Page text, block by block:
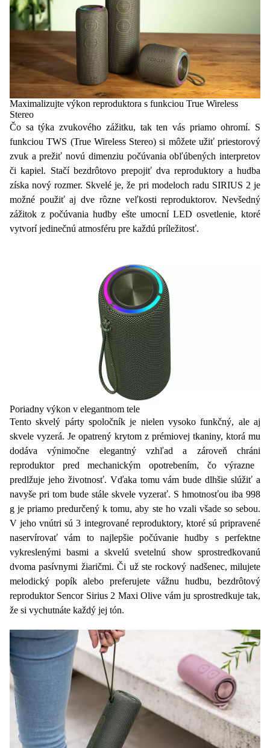
Maximalizujte výkon reproduktora s funkciou True Wireless
Stereo
Čo sa týkazvukového zážitku, tak ten vás priamo ohromí. S
funkciouTWS (True Wireless Stereo) si môžete užiť priestorový
zvuk a prežiť novú dimenziu počúvania obľúbených interpretov
či kapiel. Stačíbezdrôtovo prepojiťdva reproduktory a hudba
získa nový rozmer. Skvelé je, že pri modeloch radu SIRIUS 2 je
možné použiť aj dve rôzne veľkostireproduktorov. Nevšedný
zážitok z počúvania hudby ešte umocní LED osvetlenie, ktoré
vytvorí jedinečnú atmosféru pre každú príležitosť.
Poriadny výkon v elegantnom tele
Tento skvelý párty spoločník je nielen vysoko funkčný, ale aj
skvele vyzerá. Je opatrený krytom z prémiovej tkaniny, ktorá mu
dodáva výnimočne elegantný vzhľad a zároveň chráni
reproduktor pred mechanickým opotrebením, čo výrazne
predlžuje jeho životnosť. Vďaka tomu vám bude dlhšie slúžiť a
navyše pri tom bude stále skvele vyzerať. S hmotnosťou iba 998
g je priamo predurčený k tomu, aby ste ho vzali všade so sebou.
V jeho vnútri sú3 integrované reproduktory, ktoré sú pripravené
naservírovať vám to najlepšie počúvanie hudby s perfektne
vykreslenýmibasmi a skvelú svetelnú show sprostredkovanú
dvomapasívnymi žiaričmi. Či už ste rockový nadšenec, milujete
melodický popík alebo preferujete vážnu hudbu, bezdrôtový
reproduktor Sencor Sirius 2 Maxi Olive vám ju sprostredkuje tak,
že si vychutnáte každý jej tón.